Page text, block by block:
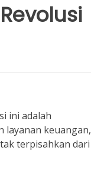
ini adalah
layanan keuangan,
terpisahkan dari